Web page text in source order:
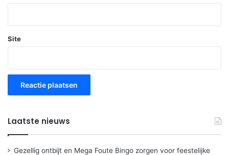
Site
Laatste nieuws
Gezellig ontbijt en Mega Foute Bingo zorgen voor feestelijke